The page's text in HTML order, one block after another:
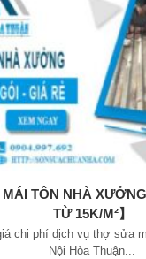
TÔN NHÀ
TỪ 15K/M²】
chi phí dịch vụ thợ sửa
Nội Hòa Thuận...